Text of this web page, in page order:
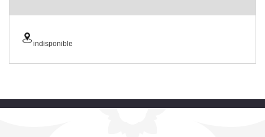
indisponible